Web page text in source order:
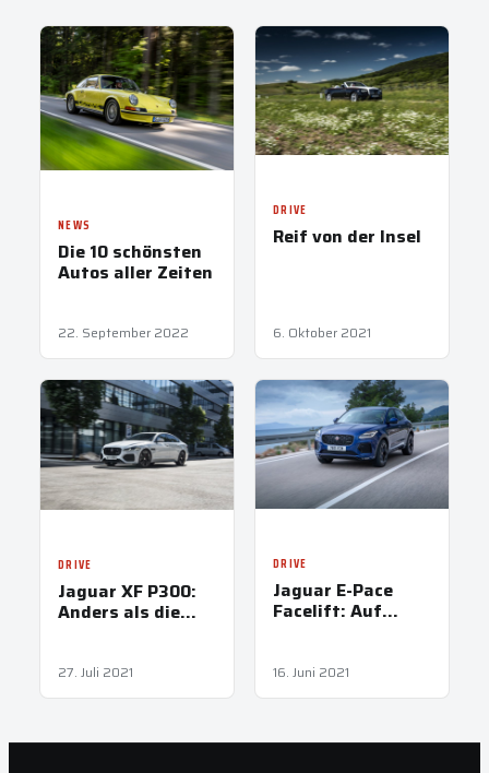
NEWS
Die 10 schönsten
Autos aller Zeiten
22. September 2022
DRIVE
Reif von der Insel
6. Oktober 2021
DRIVE
Jaguar XF P300:
Anders als die
27. Juli 2021
DRIVE
Jaguar E-Pace
Facelift: Auf
16. Juni 2021